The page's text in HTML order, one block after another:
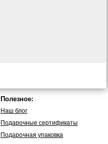
Полезное:
Наш блог
Подарочные сертификаты
Подарочная упаковка